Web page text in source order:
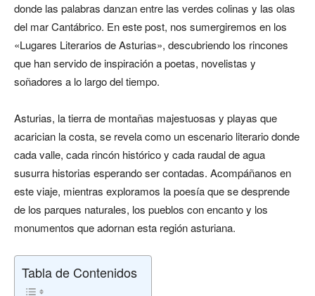
donde las palabras danzan entre las verdes colinas y las olas
del mar Cantábrico. En este post, nos sumergiremos en los
«Lugares Literarios de Asturias», descubriendo los rincones
que han servido de inspiración a poetas, novelistas y
soñadores a lo largo del tiempo.
Asturias, la tierra de montañas majestuosas y playas que
acarician la costa, se revela como un escenario literario donde
cada valle, cada rincón histórico y cada raudal de agua
susurra historias esperando ser contadas. Acompáñanos en
este viaje, mientras exploramos la poesía que se desprende
de los parques naturales, los pueblos con encanto y los
monumentos que adornan esta región asturiana.
Tabla de Contenidos